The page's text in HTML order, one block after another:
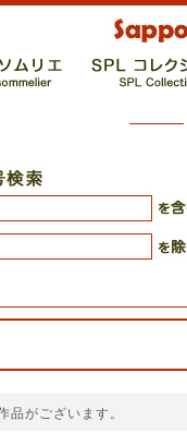
品がございます。